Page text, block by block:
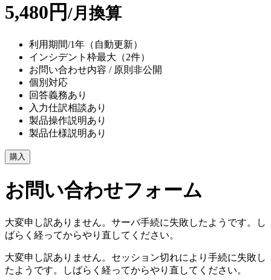
5,480円 /月換算
利用期間/1年（自動更新）
インシデント枠最大（2件）
お問い合わせ内容 / 原則非公開
個別対応
回答義務あり
入力仕訳相談あり
製品操作説明あり
製品仕様説明あり
購入
お問い合わせフォーム
大変申し訳ありません。サーバ手続に失敗したようです。し
ばらく経ってからやり直してください。
大変申し訳ありません。セッション切れにより手続に失敗し
たようです。しばらく経ってからやり直してください。